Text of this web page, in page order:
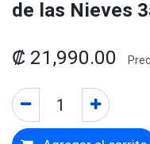
de las Nieves
₡ 21,990.00